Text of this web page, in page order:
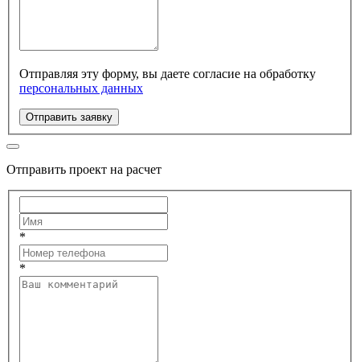
Отправляя эту форму, вы даете согласие на обработку
персональных данных
Отправить заявку
Отправить проект на расчет
*
*